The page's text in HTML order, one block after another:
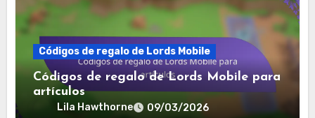
Códigos de regalo de Lords Mobile
Códigos de regalo de Lords Mobile para
artículos
Lila Hawthorne 09/03/2026